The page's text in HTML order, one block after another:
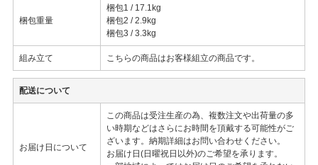
梱包重量
梱包1 / 17.1kg
梱包2 / 2.9kg
梱包3 / 3.3kg
組み立て こちらの商品はお客様組立の商品です。
配送について
お届け日について
この商品は受注生産の為、複数注文や出荷量の多
い時期などはさらにお時間を頂戴する可能性がご
ざいます。納期詳細はお問い合わせください。
お届け日(日曜祝日以外)のご希望を承ります。